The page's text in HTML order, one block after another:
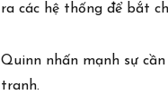
ra các hệ thống để bắt
Quinn nhấn mạnh sự
tranh.